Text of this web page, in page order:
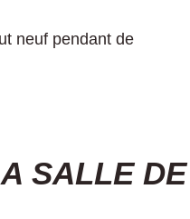
neuf pendant de
SALLE DE